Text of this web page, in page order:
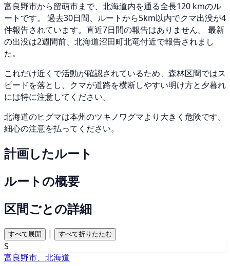
富良野市から留萌市まで、北海道内を通る全長120 kmのル
ートです。 過去30日間、ルートから5km以内でクマ出没が4
件報告されています。直近7日間の報告はありません。 最新
の出没は2週間前、北海道沼田町北竜付近で報告されまし
た。
これだけ近くで活動が確認されているため、森林区間ではス
ピードを落とし、クマが道路を横断しやすい明け方と夕暮れ
には特に注意してください。
北海道のヒグマは本州のツキノワグマより大きく危険です。
細心の注意を払ってください。
計画したルート
ルートの概要
区間ごとの詳細
すべて展開 | すべて折りたたむ
S
富良野市、北海道